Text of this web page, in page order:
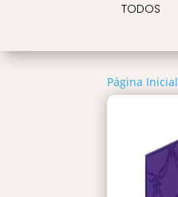
TODOS
Página Inicial